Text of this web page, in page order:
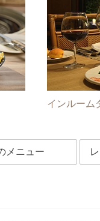
インルーム
メニュー